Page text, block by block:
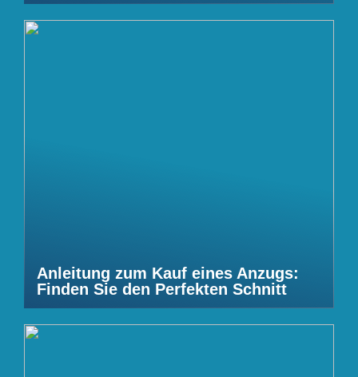
Anleitung zum Kauf eines Anzugs:
Finden Sie den Perfekten Schnitt